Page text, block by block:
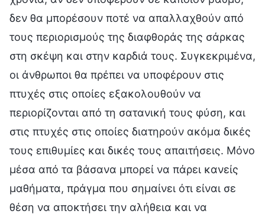
δεν θα μπορέσουν ποτέ να απαλλαχθούν από
τους περιορισμούς της διαφθοράς της σάρκας
στη σκέψη και στην καρδιά τους. Συγκεκριμένα,
οι άνθρωποι θα πρέπει να υποφέρουν στις
πτυχές στις οποίες εξακολουθούν να
περιορίζονται από τη σατανική τους φύση, και
στις πτυχές στις οποίες διατηρούν ακόμα δικές
τους επιθυμίες και δικές τους απαιτήσεις. Μόνο
μέσα από τα βάσανα μπορεί να πάρει κανείς
μαθήματα, πράγμα που σημαίνει ότι είναι σε
θέση να αποκτήσει την αλήθεια και να